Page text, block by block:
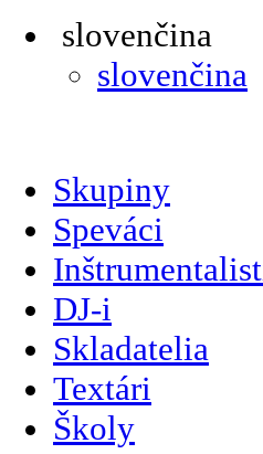
slovenčina
slovenčina
Skupiny
Speváci
DJ-i
Skladatelia
Textári
Školy